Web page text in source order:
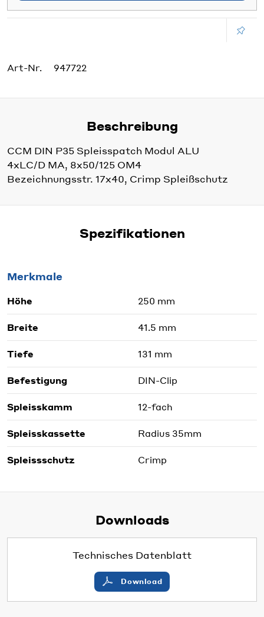
Art-Nr. 947722
Beschreibung
CCM DIN P35 Spleisspatch Modul ALU
4xLC/D MA, 8x50/125 OM4
Bezeichnungsstr. 17x40, Crimp Spleißschutz
Spezifikationen
Merkmale
Höhe 250 mm
Breite 41.5 mm
Tiefe 131 mm
Befestigung DIN-Clip
Spleisskamm 12-fach
Spleisskassette Radius 35mm
Spleissschutz Crimp
Downloads
Technisches Datenblatt
Download